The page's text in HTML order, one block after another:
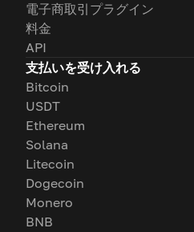
電子商取引プラグイン
料金
API
支払いを受け入れる
Bitcoin
USDT
Ethereum
Solana
Litecoin
Dogecoin
Monero
BNB